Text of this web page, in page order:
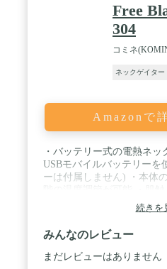
Free
304
コミネ
ネックゲイター
Amazonで
・バッテリー式の電熱ネ
USBモバイルバッテリーを
ーは付属しません) ・本体
コピー防止4Dラベル / パッ
材: 表地:100%ポリエステル
続きを
みんなのレビュー
まだレビューはありません